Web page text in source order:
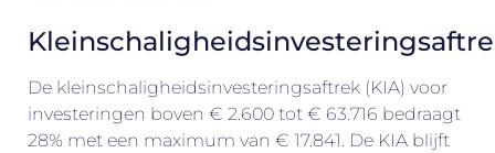
De kleinschaligheidsinvesteringsaftrek (KIA) voor
investeringen boven € 2.600 tot € 63.716 bedraagt
28% met een maximum van € 17.841. De KIA blijft